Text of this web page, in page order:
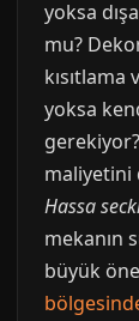
yoksa
mu?
yoksa
maliyetini
Hassa
mekanın
büyük